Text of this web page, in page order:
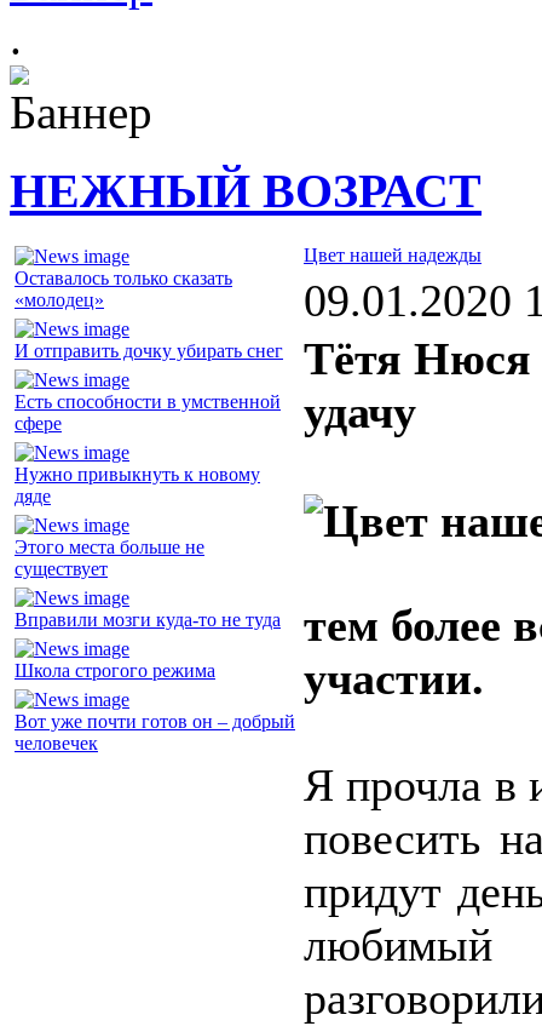
.
НЕЖНЫЙ ВОЗРАСТ
Оставалось только сказать
«молодец»
И отправить дочку убирать снег
Есть способности в умственной
сфере
Нужно привыкнуть к новому
дяде
Этого места больше не
существует
Вправили мозги куда-то не туда
Школа строгого режима
Вот уже почти готов он – добрый
человечек
Цвет нашей надежды
09.01.2020
Тётя Нюся
удачу
тем более
участии.
Я прочла в
повесить
придут
любимый